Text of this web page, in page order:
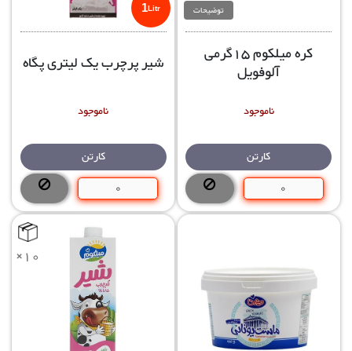
توضیحات
کره میلکوم 15گرمی
آلوفویل
ناموجود
کارتن
1Litr
شیر پرچرب یک لیتری پگاه
ناموجود
کارتن
×10